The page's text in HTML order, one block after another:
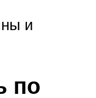
и
по